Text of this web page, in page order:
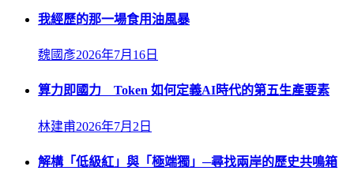
我經歷的那一場食用油風暴
魏國彥2026年7月16日
算力即國力 Token 如何定義AI時代的第五生產要素
林建甫2026年7月2日
解構「低級紅」與「極端獨」─尋找兩岸的歷史共鳴箱